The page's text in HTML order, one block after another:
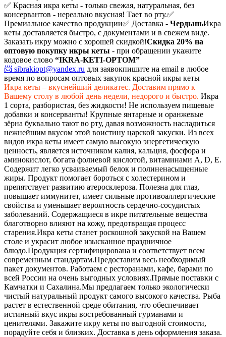
✅ Красная икра кеты - только свежая, натуральная, без
консервантов - нереально вкусная! Тает во рту.✅
Премиальное качество продукции✅ Доставка - ЧердыньИкра
кеты доставляется быстро, с документами и в свежем виде.
Заказать икру можно с хорошей скидкой!Скидка 20% на
оптовую покупку икры кеты - при обращении укажите
кодовое слово “IKRA-KETI-OPTOM”
📨 sibrakiopt@yandex.ru для заявокпишите на email в любое
время по вопросам оптовых закупок красной икры кеты
Икра кеты – вкуснейший деликатес. Доставим прямо к
Вашему столу в любой день недели, недорого и быстро. Икра
1 сорта, разбористая, без жидкости! Не используем пищевые
добавки и консерванты! Крупные янтарные и оранжевые
зёрна буквально тают во рту, давая возможность насладиться
нежнейшим вкусом этой воистину царской закуски. Из всех
видов икра кеты имеет самую высокую энергетическую
ценность, является источником калия, кальция, фосфора и
аминокислот, богата фолиевой кислотой, витаминами A, D, E.
Содержит легко усваиваемый белок и полиненасыщенные
жиры. Продукт помогает бороться с холестерином и
препятствует развитию атеросклероза. Полезна для глаз,
повышает иммунитет, имеет сильные противоаллергические
свойства и уменьшает вероятность сердечно-сосудистых
заболеваний. Содержащиеся в икре питательные вещества
благотворно влияют на кожу, предотвращая процесс
старения.Икра кеты станет роскошной закуской на Вашем
столе и украсит любое изысканное праздничное
блюдо.Продукция сертифицирована и соответствует всем
современным стандартам.Предоставим весь необходимый
пакет документов. Работаем с ресторанами, кафе, барами по
всей России на очень выгодных условиях.Прямые поставки с
Камчатки и Сахалина.Мы предлагаем только экологически
чистый натуральный продукт самого высокого качества. Рыба
растет в естественной среде обитания, что обеспечивает
истинный вкус икры востребованный гурманами и
ценителями. Закажите икру кеты по выгодной стоимости,
порадуйте себя и близких. Доставка в день оформления заказа.